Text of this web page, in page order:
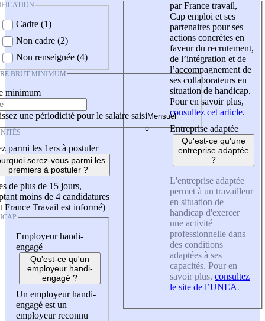
Cadre (1)
Non cadre (2)
Non renseignée (4)
BRUT MINIMUM
minimum
une périodicité pour le salaire saisi
parmi les 1ers à postuler
serez-vous parmi les
premiers à postuler ?
de plus de 15 jours,
moins de 4 candidatures
France Travail est informé)
Employeur handi-
engagé
Qu'est-ce qu'un
employeur handi-
engagé ?
Un employeur handi-
engagé est un
employeur reconnu
par France travail,
Cap emploi et ses
partenaires pour ses
actions concrètes en
faveur du recrutement,
de l’intégration et de
l’accompagnement de
ses collaborateurs en
situation de handicap.
Pour en savoir plus,
consultez cet article.
Entreprise adaptée
Qu'est-ce qu'une
entreprise adaptée
?
L'entreprise adaptée
permet à un travailleur
en situation de
handicap d'exercer
une activité
professionnelle dans
des conditions
adaptées à ses
capacités. Pour en
savoir plus, consultez
le site de l’UNEA.